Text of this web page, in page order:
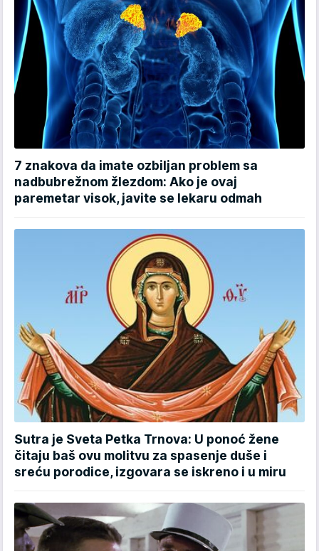
7 znakova da imate ozbiljan problem sa
nadbubrežnom žlezdom: Ako je ovaj
paremetar visok, javite se lekaru odmah
Sutra je Sveta Petka Trnova: U ponoć žene
čitaju baš ovu molitvu za spasenje duše i
sreću porodice, izgovara se iskreno i u miru